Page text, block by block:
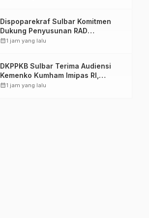
Dispoparekraf Sulbar Komitmen
Dukung Penyusunan RAD
TPB/SDGs Sulawesi Barat
calendar_month1 jam yang lalu
DKPPKB Sulbar Terima Audiensi
Kemenko Kumham Imipas RI,
Perkuat Pelayanan Kesehatan bagi
calendar_month1 jam yang lalu